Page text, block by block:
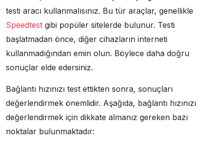
testi aracı kullanmalısınız. Bu tür araçlar, genellikle
Speedtest gibi popüler sitelerde bulunur. Testi
başlatmadan önce, diğer cihazların interneti
kullanmadığından emin olun. Böylece daha doğru
sonuçlar elde edersiniz.
Bağlantı hızınızı test ettikten sonra, sonuçları
değerlendirmek önemlidir. Aşağıda, bağlantı hızınızı
değerlendirmek için dikkate almanız gereken bazı
noktalar bulunmaktadır: